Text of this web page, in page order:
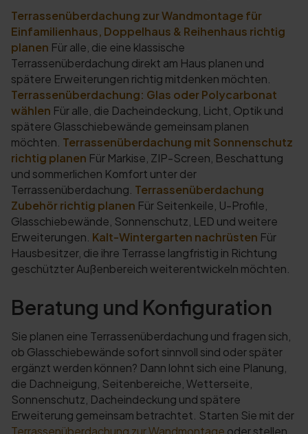
Terrassenüberdachung zur Wandmontage für
Einfamilienhaus, Doppelhaus & Reihenhaus richtig
planen Für alle, die eine klassische
Terrassenüberdachung direkt am Haus planen und
spätere Erweiterungen richtig mitdenken möchten.
Terrassenüberdachung: Glas oder Polycarbonat
wählen Für alle, die Dacheindeckung, Licht, Optik und
spätere Glasschiebewände gemeinsam planen
möchten. Terrassenüberdachung mit Sonnenschutz
richtig planen Für Markise, ZIP-Screen, Beschattung
und sommerlichen Komfort unter der
Terrassenüberdachung. Terrassenüberdachung
Zubehör richtig planen Für Seitenkeile, U-Profile,
Glasschiebewände, Sonnenschutz, LED und weitere
Erweiterungen. Kalt-Wintergarten nachrüsten Für
Hausbesitzer, die ihre Terrasse langfristig in Richtung
geschützter Außenbereich weiterentwickeln möchten.
Beratung und Konfiguration
Sie planen eine Terrassenüberdachung und fragen sich,
ob Glasschiebewände sofort sinnvoll sind oder später
ergänzt werden können? Dann lohnt sich eine Planung,
die Dachneigung, Seitenbereiche, Wetterseite,
Sonnenschutz, Dacheindeckung und spätere
Erweiterung gemeinsam betrachtet. Starten Sie mit der
Terrassenüberdachung zur Wandmontage oder stellen